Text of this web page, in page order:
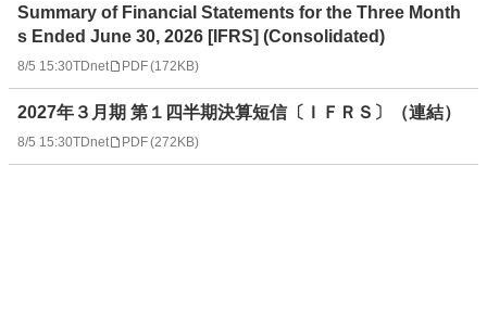
Summary of Financial Statements for the Three Month
s Ended June 30, 2026 [IFRS] (Consolidated)
8/5 15:30TDnet PDF(172KB)
2027年３月期 第１四半期決算短信〔ＩＦＲＳ〕（連結）
8/5 15:30TDnet PDF(272KB)